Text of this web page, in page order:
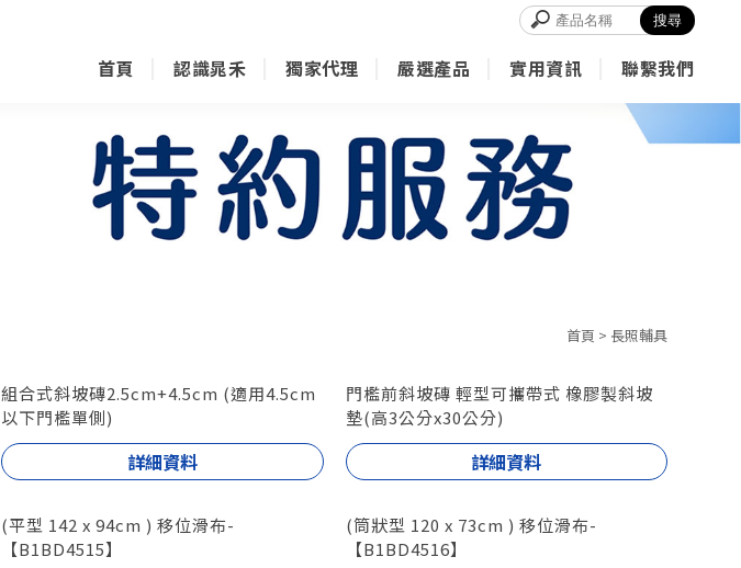
首頁
認識晁禾
獨家代理
嚴選產品
實用資訊
聯繫我們
Contact
首頁 > 長照輔具
組合式斜坡磚2.5cm+4.5cm (適用4.5cm
以下門檻單側)
詳細資料
門檻前斜坡磚 輕型可攜帶式 橡膠製斜坡
墊(高3公分x30公分)
詳細資料
(平型 142 x 94cm ) 移位滑布-
【B1BD4515】
(筒狀型 120 x 73cm ) 移位滑布-
【B1BD4516】